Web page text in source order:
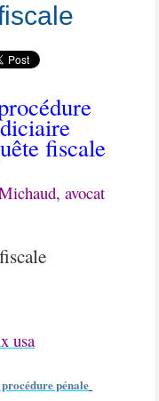
fiscale
avocat
usa
pénale